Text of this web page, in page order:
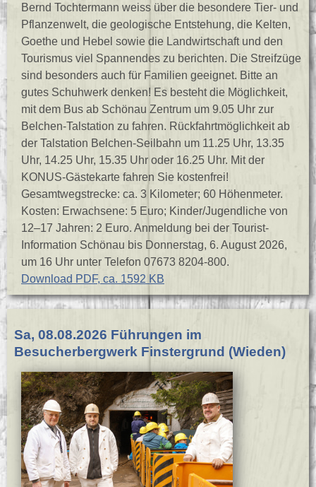
Bernd Tochtermann weiss über die besondere Tier- und
Pflanzenwelt, die geologische Entstehung, die Kelten,
Goethe und Hebel sowie die Landwirtschaft und den
Tourismus viel Spannendes zu berichten. Die Streifzüge
sind besonders auch für Familien geeignet. Bitte an
gutes Schuhwerk denken! Es besteht die Möglichkeit,
mit dem Bus ab Schönau Zentrum um 9.05 Uhr zur
Belchen-Talstation zu fahren. Rückfahrtmöglichkeit ab
der Talstation Belchen-Seilbahn um 11.25 Uhr, 13.35
Uhr, 14.25 Uhr, 15.35 Uhr oder 16.25 Uhr. Mit der
KONUS-Gästekarte fahren Sie kostenfrei!
Gesamtwegstrecke: ca. 3 Kilometer; 60 Höhenmeter.
Kosten: Erwachsene: 5 Euro; Kinder/Jugendliche von
12–17 Jahren: 2 Euro. Anmeldung bei der Tourist-
Information Schönau bis Donnerstag, 6. August 2026,
um 16 Uhr unter Telefon 07673 8204-800.
Download PDF, ca. 1592 KB
Sa, 08.08.2026 Führungen im
Besucherbergwerk Finstergrund (Wieden)